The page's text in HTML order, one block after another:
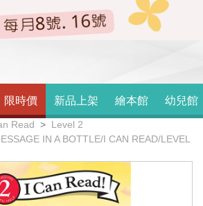
限時價 新品上架 繪本館 幼兒館
Read
Level 2
IN A BOTTLE/I CAN READ/LEVEL